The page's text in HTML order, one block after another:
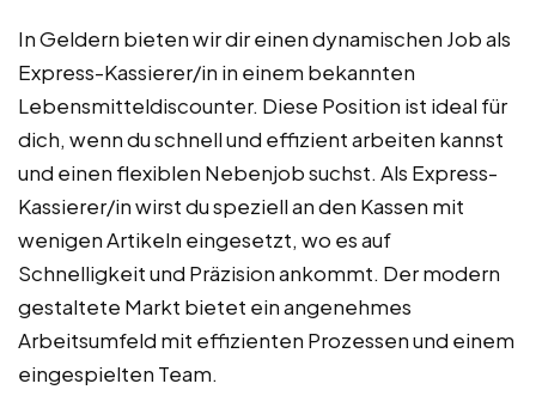
In Geldern bieten wir dir einen dynamischen Job als
Express-Kassierer/in in einem bekannten
Lebensmitteldiscounter. Diese Position ist ideal für
dich, wenn du schnell und effizient arbeiten kannst
und einen flexiblen Nebenjob suchst. Als Express-
Kassierer/in wirst du speziell an den Kassen mit
wenigen Artikeln eingesetzt, wo es auf
Schnelligkeit und Präzision ankommt. Der modern
gestaltete Markt bietet ein angenehmes
Arbeitsumfeld mit effizienten Prozessen und einem
eingespielten Team.